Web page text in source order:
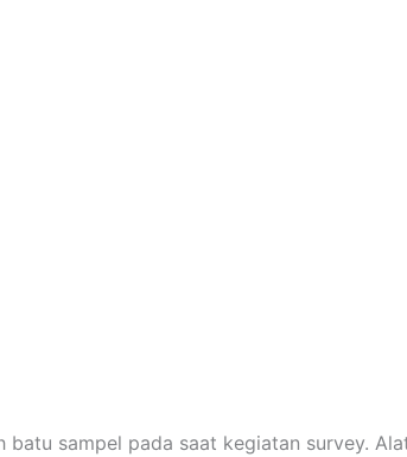
sampel pada saat kegiatan survey.